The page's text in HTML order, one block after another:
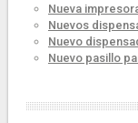
Nueva
Nuevos
Nuevo
Nuevo pasillo